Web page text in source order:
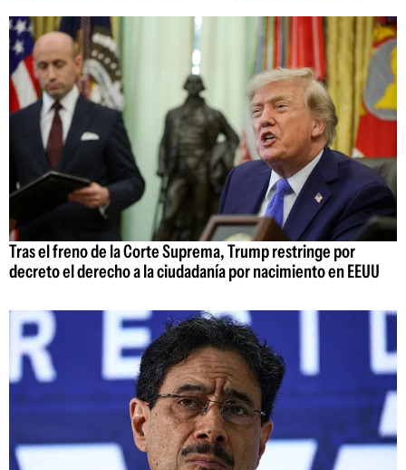
Tras el freno de la Corte Suprema, Trump restringe por
decreto el derecho a la ciudadanía por nacimiento en EEUU